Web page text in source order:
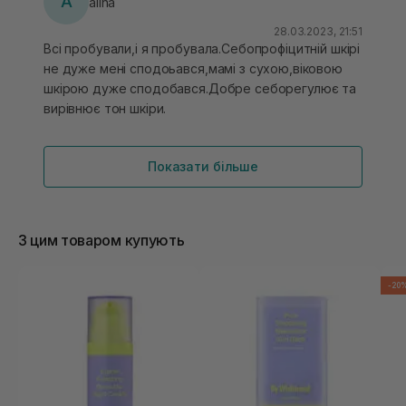
незнаю чи такій зайде, мені дуже сподобався,
класно працює, живить, має протизапальну дію,
шкіра на ранок як оновлена розгладжена, я ніколи
нічого з ретинолом не пробувала, а це суперовий
актив, обов‘язково візьму повний об‘єм
28.03.2023, 21:51
Всі пробували,і я пробувала.Себопрофіцитній шкірі
не дуже мені сподоьався,мамі з сухою,віковою
шкірою дуже сподобався.Добре себорегулює та
вирівнює тон шкіри.
Показати більше
З цим товаром купують
-